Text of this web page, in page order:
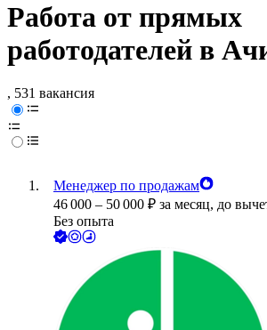
Работа от прямых
работодателей в
, 531 вакансия
Менеджер по продажам
46 000 – 50 000 ₽ за месяц, до
Без опыта